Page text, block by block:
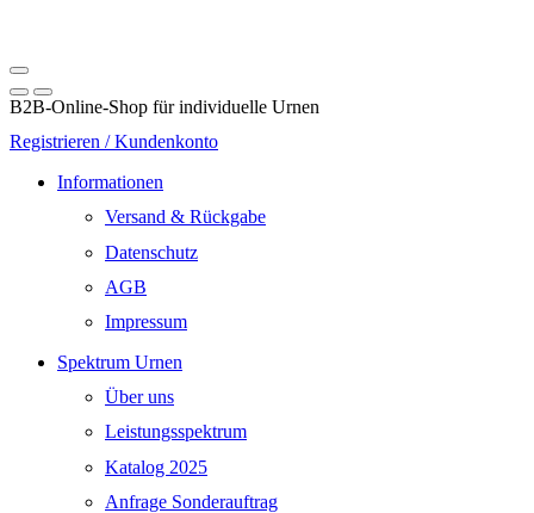
B2B-Online-Shop für individuelle Urnen
Registrieren / Kundenkonto
Informationen
Versand & Rückgabe
Datenschutz
AGB
Impressum
Spektrum Urnen
Über uns
Leistungsspektrum
Katalog 2025
Anfrage Sonderauftrag